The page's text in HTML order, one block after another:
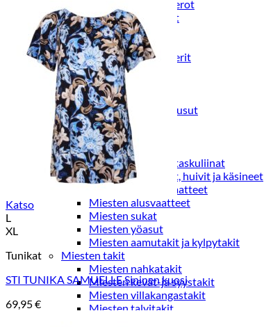
Miesten neulepuserot
Miesten neuletakit
Puvut ja blazerit
Puvut
Puvuntakit ja blazerit
Miesten housut
Miesten housut
Miesten farkut
Miesten collegehousut
Miesten shortsit
Miesten asusteet
Vyöt ja olkaimet
Solmiot, rusetit ja taskuliinat
Miesten päähineet, huivit ja käsineet
Miesten yöasut ja alusvaatteet
Miesten alusvaatteet
Miesten sukat
Miesten yöasut
Miesten aamutakit ja kylpytakit
Miesten takit
Miesten nahkatakit
Miesten kevät-ja syystakit
Miesten villakangastakit
Miesten talvitakit
Katso
L
XL
Tunikat
STI TUNIKA SAMUELLE Sininen kuosi
69,95€